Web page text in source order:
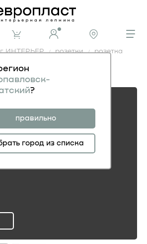
?
правильно
город из списка
ИНТЕРЬЕР розетки
розетка
1.56.026